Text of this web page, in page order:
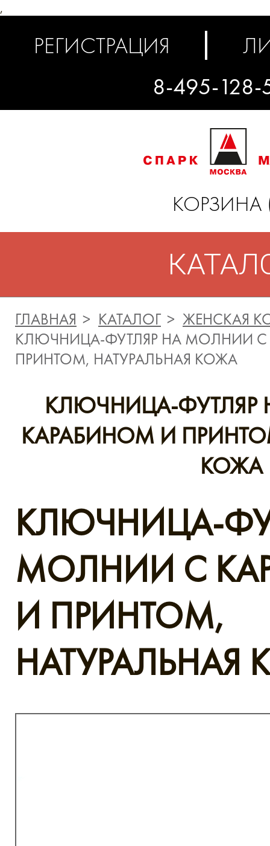
,
РЕГИСТРАЦИЯ
8-495-128-
КОРЗИНА
ГЛАВНАЯ КАТАЛОГ
ЖЕНСКАЯ
КЛЮЧНИЦА-ФУТЛЯР НА МОЛНИИ
ПРИНТОМ, НАТУРАЛЬНАЯ КОЖА
КЛЮЧНИЦА-
КАРАБИНОМ И
КОЖА
КЛЮЧНИЦА-
МОЛНИИ С
И ПРИНТОМ,
НАТУРАЛЬНАЯ